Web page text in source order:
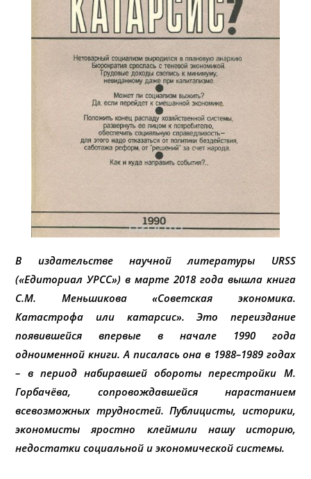
В издательстве научной литературы URSS
(«Едиториал УРСС») в марте 2018 года вышла книга
С.М. Меньшикова «Советская экономика.
Катастрофа или катарсис». Это переиздание
появившейся впервые в начале 1990 года
одноименной книги. А писалась она в 1988–1989 годах
– в период набиравшей обороты перестройки М.
Горбачёва, сопровождавшейся нарастанием
всевозможных трудностей. Публицисты, историки,
экономисты яростно клеймили нашу историю,
недостатки социальной и экономической системы.